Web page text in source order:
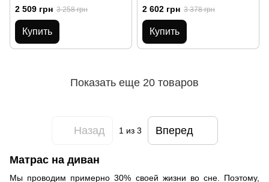
Жаккард
2 509 грн 3 258 грн
Купить
Жаккард/Трикотаж
2 602 грн 3 378 грн
Купить
Показать еще 20 товаров
Назад 1из 3 Вперед
Матрас на диван
Мы проводим примерно 30% своей жизни во сне. Поэтому,